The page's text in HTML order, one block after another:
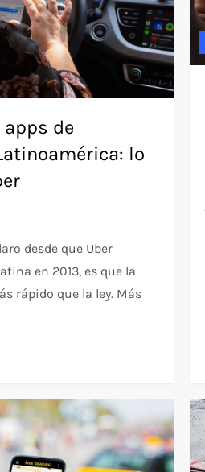
de
lo
desde que Uber
en 2013, es que la
rápido que la ley. Más